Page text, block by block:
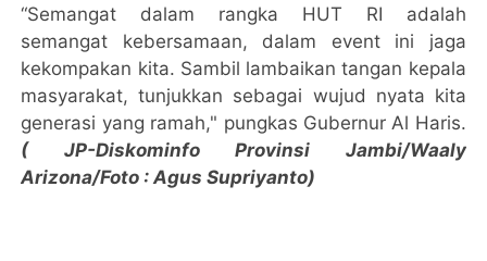
“Semangat dalam rangka HUT RI adalah
semangat kebersamaan, dalam event ini jaga
kekompakan kita. Sambil lambaikan tangan kepala
masyarakat, tunjukkan sebagai wujud nyata kita
generasi yang ramah," pungkas Gubernur Al Haris.
( JP-Diskominfo Provinsi Jambi/Waaly
Arizona/Foto : Agus Supriyanto)